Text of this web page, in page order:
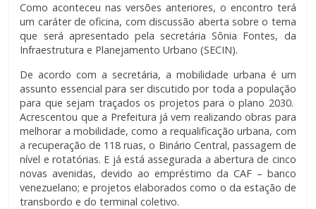
Como aconteceu nas versões anteriores, o encontro terá
um caráter de oficina, com discussão aberta sobre o tema
que será apresentado pela secretária Sônia Fontes, da
Infraestrutura e Planejamento Urbano (SECIN).
De acordo com a secretária, a mobilidade urbana é um
assunto essencial para ser discutido por toda a população
para que sejam traçados os projetos para o plano 2030.
Acrescentou que a Prefeitura já vem realizando obras para
melhorar a mobilidade, como a requalificação urbana, com
a recuperação de 118 ruas, o Binário Central, passagem de
nível e rotatórias. E já está assegurada a abertura de cinco
novas avenidas, devido ao empréstimo da CAF – banco
venezuelano; e projetos elaborados como o da estação de
transbordo e do terminal coletivo.